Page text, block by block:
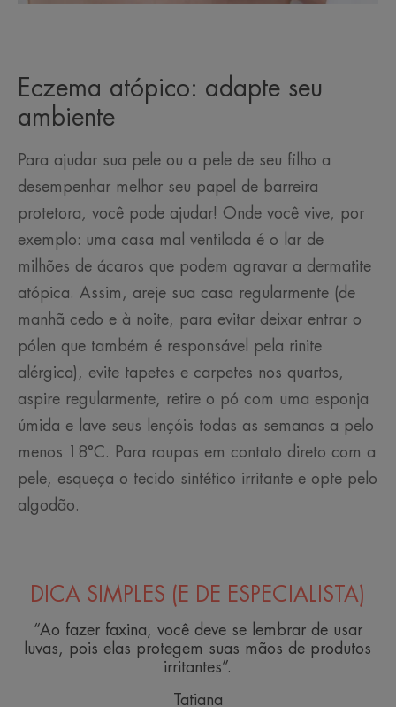
Eczema atópico: adapte seu
ambiente
Para ajudar sua pele ou a pele de seu filho a
desempenhar melhor seu papel de barreira
protetora, você pode ajudar! Onde você vive, por
exemplo: uma casa mal ventilada é o lar de
milhões de ácaros que podem agravar a dermatite
atópica. Assim, areje sua casa regularmente (de
manhã cedo e à noite, para evitar deixar entrar o
pólen que também é responsável pela rinite
alérgica), evite tapetes e carpetes nos quartos,
aspire regularmente, retire o pó com uma esponja
úmida e lave seus lençóis todas as semanas a pelo
menos 18°C. Para roupas em contato direto com a
pele, esqueça o tecido sintético irritante e opte pelo
algodão.
DICA SIMPLES (E DE ESPECIALISTA)
“Ao fazer faxina, você deve se lembrar de usar
luvas, pois elas protegem suas mãos de produtos
irritantes”.
Tatiana